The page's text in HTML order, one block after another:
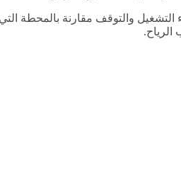
التشغيل والتوقف مقارنة بالمحطة